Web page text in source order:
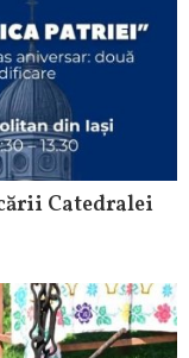
Catedralei